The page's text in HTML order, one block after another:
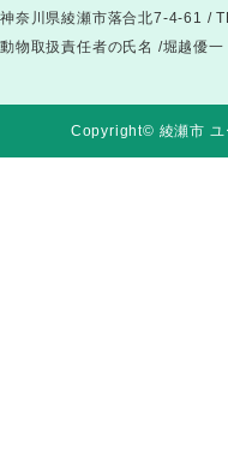
神奈川県綾瀬市落合北7-4-61 /
動物取扱責任者の氏名 /堀越優一
Copyright© 綾瀬市 ユ